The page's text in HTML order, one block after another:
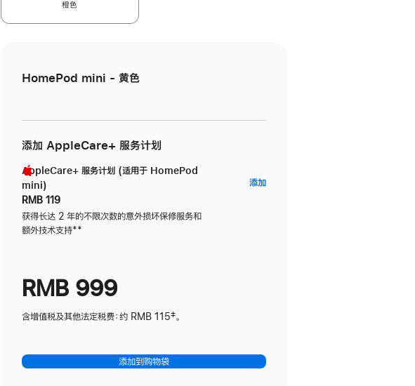
橙色
HomePod mini - 黄色
添加 AppleCare+ 服务计划
AppleCare+ 服务计划 (适用于 HomePod
mini)
RMB 119
获得长达 2 年的不限次数的意外损坏保修服务和
额外技术支持脚
**
添加AppleCare+
RMB 999
含增值税及其他法定税费：约 RMB 115‡。
添加到购物袋